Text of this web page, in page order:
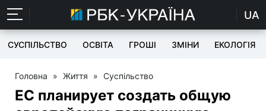
UA
СУСПІЛЬСТВО ОСВІТА ГРОШІ ЗМІНИ ЕКОЛОГІЯ
Головна » Життя » Суспільство
ЕС планирует создать общую